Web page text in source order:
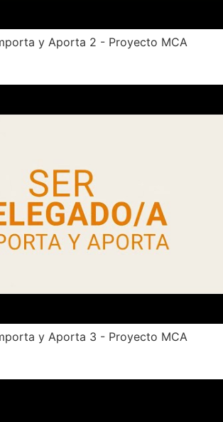
y Aporta 2 - Proyecto MCA
y Aporta 3 - Proyecto MCA